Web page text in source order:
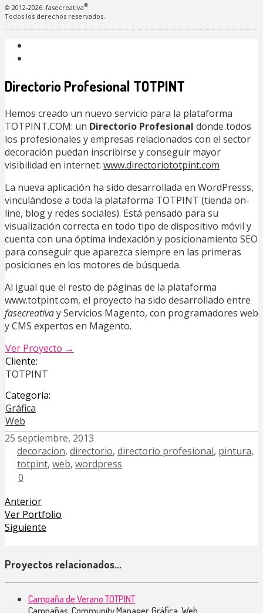
© 2012-2026. fasecreativa®
Todos los derechos reservados.
Directorio Profesional TOTPINT
Hemos creado un nuevo servicio para la plataforma
TOTPINT.COM: un Directorio Profesional donde todos
los profesionales y empresas relacionados con el sector
decoración puedan inscribirse y conseguir mayor
visibilidad en internet: www.directoriototpint.com
La nueva aplicación ha sido desarrollada en WordPresss,
vinculándose a toda la plataforma TOTPINT (tienda on-
line, blog y redes sociales). Está pensado para su
visualización correcta en todo tipo de dispositivo móvil y
cuenta con una óptima indexación y posicionamiento SEO
para conseguir que aparezca siempre en las primeras
posiciones en los motores de búsqueda.
Al igual que el resto de páginas de la plataforma
www.totpint.com, el proyecto ha sido desarrollado entre
fasecreativay Servicios Magento, con programadores web
y CMS expertos en Magento.
Ver Proyecto →
Cliente:
TOTPINT
Categoría:
Gráfica
Web
25 septiembre, 2013
decoracion, directorio, directorio profesional, pintura,
totpint, web, wordpress
0
Anterior
Ver Portfolio
Siguiente
Proyectos relacionados...
Campaña de Verano TOTPINT
Campañas, Community Manager, Gráfica, Web